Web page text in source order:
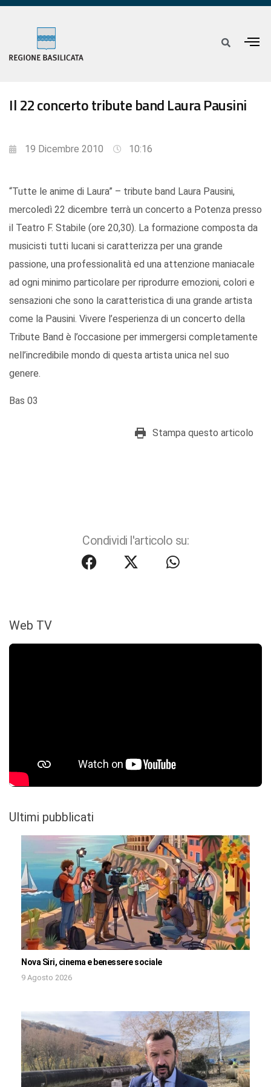
Il 22 concerto tribute band Laura Pausini
19 Dicembre 2010 10:16
“Tutte le anime di Laura” – tribute band Laura Pausini,
mercoledì 22 dicembre terrà un concerto a Potenza presso
il Teatro F. Stabile (ore 20,30). La formazione composta da
musicisti tutti lucani si caratterizza per una grande
passione, una professionalità ed una attenzione maniacale
ad ogni minimo particolare per riprodurre emozioni, colori e
sensazioni che sono la caratteristica di una grande artista
come la Pausini. Vivere l’esperienza di un concerto della
Tribute Band è l’occasione per immergersi completamente
nell’incredibile mondo di questa artista unica nel suo
genere.
Bas 03
Stampa questo articolo
Condividi l'articolo su:
Web TV
Ultimi pubblicati
Nova Siri, cinema e benessere sociale
9 Agosto 2026